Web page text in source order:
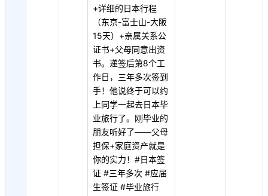
+详细的日本行程
（东京-富士山-大阪
15天）+亲属关系公
证书+父母同意出资
书。递签后第8个工
作日，三年多次签到
手！他说终于可以约
上同学一起去日本毕
业旅行了。刚毕业的
朋友听好了——父母
担保+家庭资产就是
你的实力！#日本签
证 #三年多次 #应届
生签证 #毕业旅行